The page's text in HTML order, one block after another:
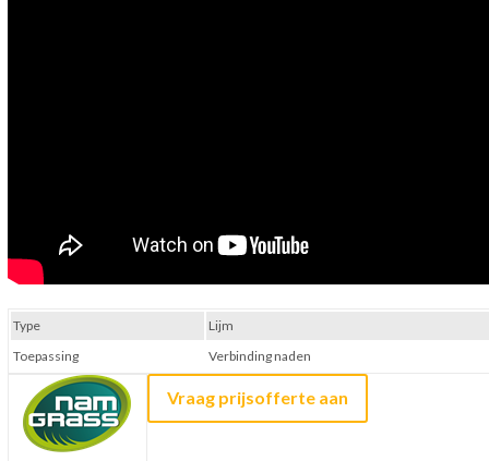
Vraag prijsofferte aan
Type
Lijm
Toepassing
Verbinding naden